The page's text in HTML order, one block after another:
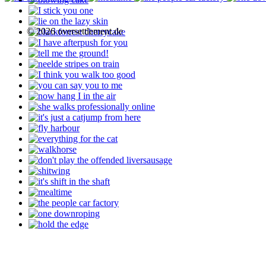
© 2026 oversettlement.de